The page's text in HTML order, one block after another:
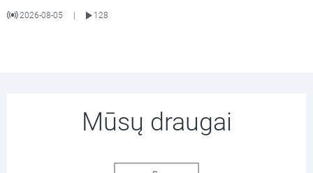
2026-08-05 128
Mūsų draugai